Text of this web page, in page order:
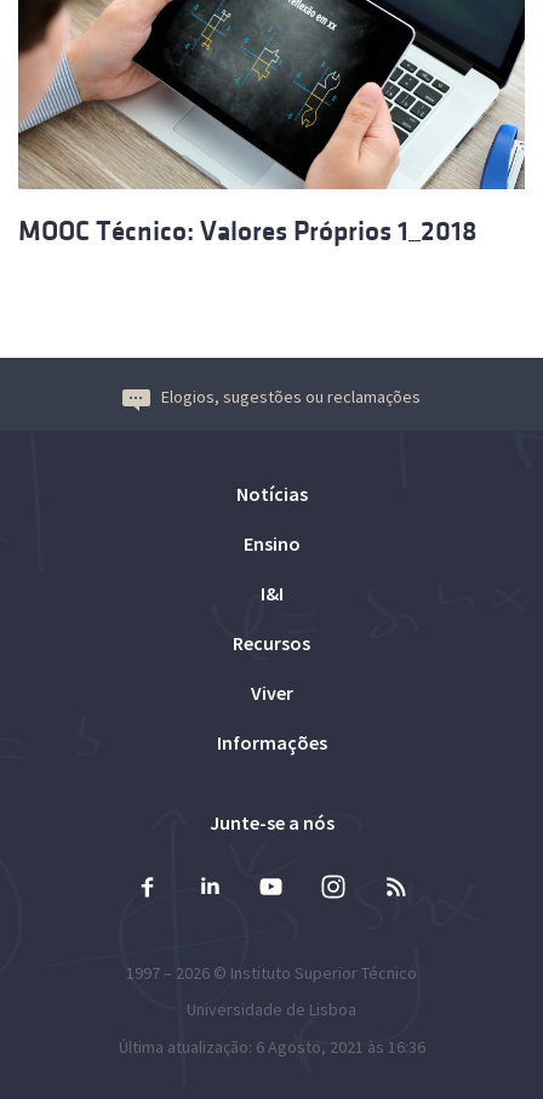
MOOC Técnico: Valores Próprios 1_2018
Elogios, sugestões ou reclamações
Notícias
Ensino
I&I
Recursos
Viver
Informações
Junte-se a nós
1997 – 2026 © Instituto Superior Técnico
Universidade de Lisboa
Última atualização: 6 Agosto, 2021 às 16:36